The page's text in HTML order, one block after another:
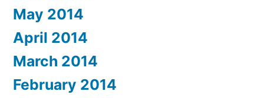
May 2014
April 2014
March 2014
February 2014